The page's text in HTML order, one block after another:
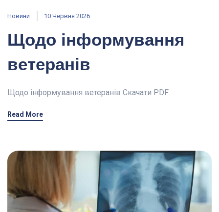
Новини 10 Червня 2026
Щодо інформування
ветеранів
Щодо інформування ветеранів Скачати PDF
Read More